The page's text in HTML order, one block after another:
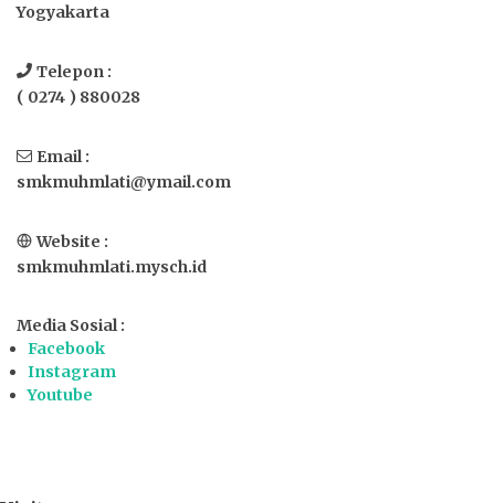
Yogyakarta
Telepon :
( 0274 ) 880028
Email :
smkmuhmlati@ymail.com
Website :
smkmuhmlati.mysch.id
Media Sosial :
Facebook
Instagram
Youtube